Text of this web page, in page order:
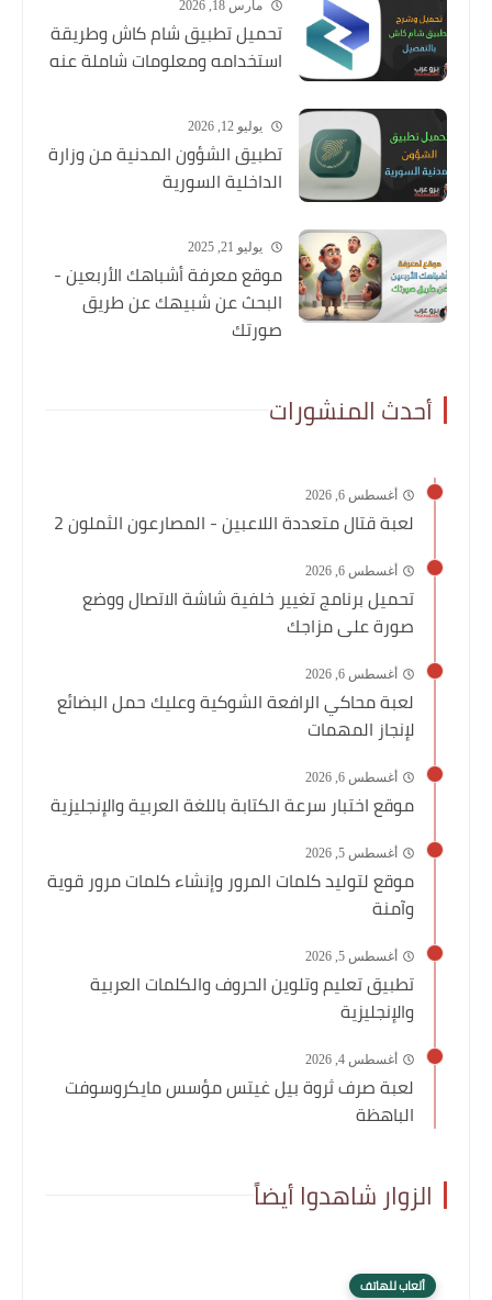
مارس 18, 2026
تحميل تطبيق شام كاش وطريقة
استخدامه ومعلومات شاملة عنه
يوليو 12, 2026
تطبيق الشؤون المدنية من وزارة
الداخلية السورية
يوليو 21, 2025
موقع معرفة أشباهك الأربعين -
البحث عن شبيهك عن طريق
صورتك
أحدث المنشورات
أغسطس 6, 2026
لعبة قتال متعددة اللاعبين - المصارعون الثملون 2
أغسطس 6, 2026
تحميل برنامج تغيير خلفية شاشة الاتصال ووضع
صورة على مزاجك
أغسطس 6, 2026
لعبة محاكي الرافعة الشوكية وعليك حمل البضائع
لإنجاز المهمات
أغسطس 6, 2026
موقع اختبار سرعة الكتابة باللغة العربية والإنجليزية
أغسطس 5, 2026
موقع لتوليد كلمات المرور وإنشاء كلمات مرور قوية
وآمنة
أغسطس 5, 2026
تطبيق تعليم وتلوين الحروف والكلمات العربية
والإنجليزية
أغسطس 4, 2026
لعبة صرف ثروة بيل غيتس مؤسس مايكروسوفت
الباهظة
الزوار شاهدوا أيضاً
ألعاب للهاتف